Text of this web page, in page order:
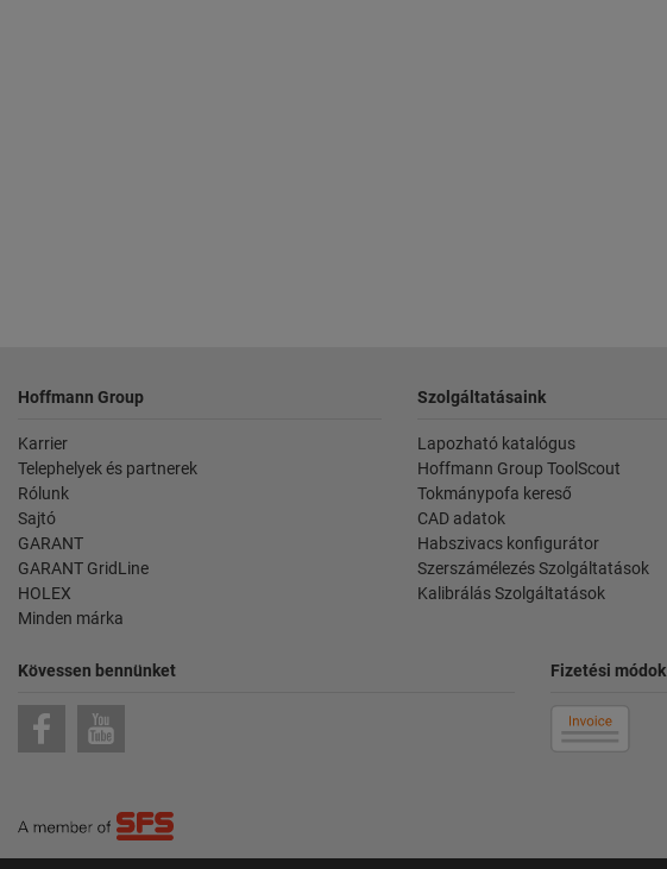
Hoffmann Group
Karrier
Telephelyek és partnerek
Rólunk
Sajtó
GARANT
GARANT GridLine
HOLEX
Minden márka
Szolgáltatásaink
Lapozható katalógus
Hoffmann Group ToolScout
Tokmánypofa kereső
CAD adatok
Habszivacs konfigurátor
Szerszámélezés Szolgáltatások
Kalibrálás Szolgáltatások
Kövessen bennünket Fizetési módok